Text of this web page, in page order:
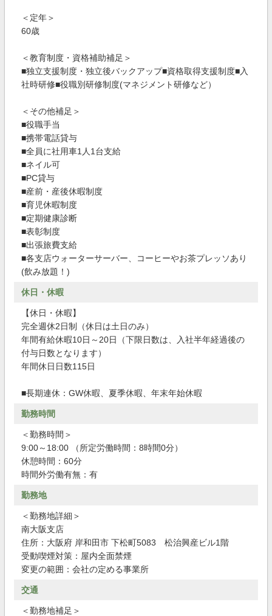
＜定年＞
60歳
＜教育制度・資格補助補足＞
■独立支援制度・独立後バックアップ■資格取得支援制度■入
社時研修■役職別研修制度(マネジメント研修など）
＜その他補足＞
■役職手当
■携帯電話貸与
■全員に社用車1人1台支給
■ネイル可
■PC貸与
■産前・産後休暇制度
■育児休暇制度
■定期健康診断
■表彰制度
■出張旅費支給
■各支店ウォーターサーバー、コーヒーやお茶プレッソあり
(飲み放題！)
休日・休暇
【休日・休暇】
完全週休2日制（休日は土日のみ）
年間有給休暇10日～20日（下限日数は、入社半年経過後の
付与日数となります）
年間休日日数115日
■長期連休：GW休暇、夏季休暇、年末年始休暇
勤務時間
＜勤務時間＞
9:00～18:00 （所定労働時間：8時間0分）
休憩時間：60分
時間外労働有無：有
勤務地
＜勤務地詳細＞
南大阪支店
住所：大阪府 岸和田市 下松町5083 松治興産ビル1階
受動喫煙対策：屋内全面禁煙
変更の範囲：会社の定める事業所
交通
＜勤務地補足＞